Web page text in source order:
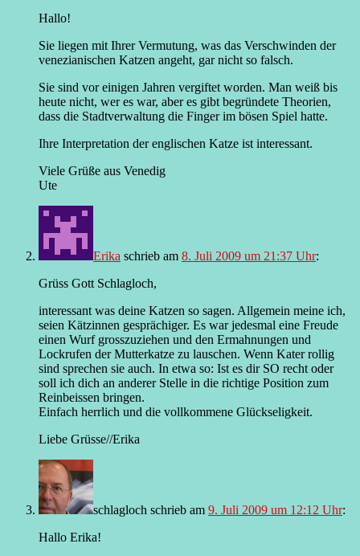
Hallo!
Sie liegen mit Ihrer Vermutung, was das Verschwinden der
venezianischen Katzen angeht, gar nicht so falsch.
Sie sind vor einigen Jahren vergiftet worden. Man weiß bis
heute nicht, wer es war, aber es gibt begründete Theorien,
dass die Stadtverwaltung die Finger im bösen Spiel hatte.
Ihre Interpretation der englischen Katze ist interessant.
Viele Grüße aus Venedig
Ute
Erika schrieb am 8. Juli 2009 um 21:37 Uhr:
Grüss Gott Schlagloch,
interessant was deine Katzen so sagen. Allgemein meine ich,
seien Kätzinnen gesprächiger. Es war jedesmal eine Freude
einen Wurf grosszuziehen und den Ermahnungen und
Lockrufen der Mutterkatze zu lauschen. Wenn Kater rollig
sind sprechen sie auch. In etwa so: Ist es dir SO recht oder
soll ich dich an anderer Stelle in die richtige Position zum
Reinbeissen bringen.
Einfach herrlich und die vollkommene Glückseligkeit.
Liebe Grüsse//Erika
schlagloch schrieb am 9. Juli 2009 um 12:12 Uhr:
Hallo Erika!